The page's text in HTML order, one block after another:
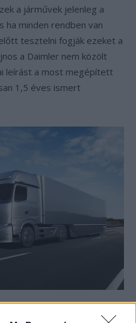
a járművek jelenleg a
minden rendben van
tesztelni fogják ezeket a
a Daimler nem közölt
leírást a most megépített
1,5 éves ismert